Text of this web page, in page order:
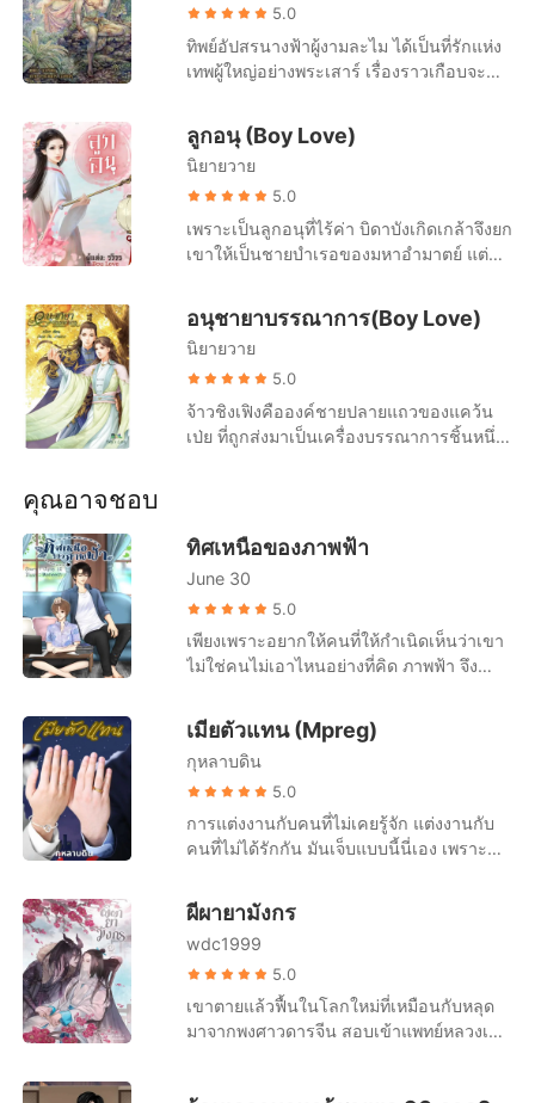
ตำลึงเงิน นับแต่นั้น...อาเฟยก็เติบโตขึ้นมา
พร้อมกับปณิธานว่า จะเก็บเงินไถ่ตัวของ
ตนเอง และสร้างเนื้อสร้างตัว เป็นอิสระและ
แข็งแกร่ง!!! แต่อนิจจา...ปณิธานของอาเฟย
ทรงพลัง คอยบั่นทอน ด้วยการจับอาเฟยหนีบ
รักแร้!!! อาเฟย เป็นนิยายเน้นฮา ไม่เน้นสาระ
รี้ดทุกท่านถ้าพร้อมแล้ว เชิญอ่านกันเลยค่ะ
5.0
ทิพย์อัปสรนางฟ้าผู้งามละไม ได้เป็นที่รักแห่ง
เทพผู้ใหญ่อย่างพระเสาร์ เรื่องราวเกือบจะ
พระอังคารเทพแห่งสงครามผู้แกร่งกร้าวด้วย
ดังนั้นสงครามแห่งสวรรค์จึงบันเกิด!
ลูกอนุ (Boy Love)
นิยายวาย
5.0
เพราะเป็นลูกอนุที่ไร้ค่า บิดาบังเกิดเกล้าจึงยก
เขาให้เป็นชายบำเรอของมหาอำมาตย์ แต่
เขาฝังทั้งเป็น!
อนุชายาบรรณาการ(Boy Love)
นิยายวาย
5.0
จ้าวชิงเฟิงคือองค์ชายปลายแถวของแคว้น
เป่ย ที่ถูกส่งมาเป็นเครื่องบรรณาการชิ้นหนึ่ง
นานา เคราะห์ซ้ำกรรมซัดยังถูกใส่ร้ายว่า
คบชู้ ต้องโทษโบยยี่สิบไม้ และไม้ที่ยี่สิบนั้นผู้
โบยจงใจฟาดใส่ศีรษะ ของเขา กะให้ถึงตาย!
คุณอาจชอบ
ทิศเหนือของภาพฟ้า
June 30
5.0
เพียงเพราะอยากให้คนที่ให้กำเนิดเห็นว่าเขา
ไม่ใช่คนไม่เอาไหนอย่างที่คิด ภาพฟ้า จึง
เหนือ เป็นไร่อ้อยที่ใหญ่ที่ของอำเภอเล็กๆ มี
เจ้าของไร่ที่หน้าตาหล่อเหลาจนเขาอิจฉา แต่
เสียอย่างเดียวคือ ความปากหมา!!! ถ้าไม่ติด
ว่าเขาต้องอาศัยอยู่ที่นี่ เขาอยากจะซัดหน้า
เขาไปสักที ถึงปากของ ทิศเหนือ จะร้าย แต่
ความใจดีก็มีอยู่เต็มเปี่ยม ทิศเหนือเป็นคนที่
เหนือเอาไว้กับตัวเอง เพราะเขาคือ ทิศเหนือ
ของภาพฟ้า
เมียตัวแทน (Mpreg)
กุหลาบดิน
5.0
การแต่งงานกับคนที่ไม่เคยรู้จัก แต่งงานกับ
คนที่ไม่ได้รักกัน มันเจ็บแบบนี้นี่เอง เพราะ
กาฬ ธีรวัฒนาวัฒน์ อายุ 32 ปี ศัลยแพทย์
หนุ่มหล่อมือหนึ่งพ่วงตำแหน่งเจ้าของโรง
พยาบาลเอกชนชื่อดังโดนผู้เป็นพ่อจับแต่งงาน
กับลูกสาวเพื่อนสนิท เพราะมัวแต่ทำงาน
ทำให้พ่อกลัวว่าลูกชายแก่ตัวมาจะไม่มีคน
ดูแล อยากให้แต่งงาน เขาก็แต่งให้แล้ว แต่ถ้า
หนุ่มนักเรียนนอกด้านการบริหารอาหารและ
ผีผายามังกร
wdc1999
5.0
เขาตายแล้วฟื้นในโลกใหม่ที่เหมือนกับหลุด
มาจากพงศาวดารจีน สอบเข้าแพทย์หลวงเมื่อ